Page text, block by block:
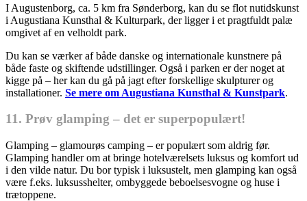
I Augustenborg, ca. 5 km fra Sønderborg, kan du se flot nutidskunst
i Augustiana Kunsthal & Kulturpark, der ligger i et pragtfuldt palæ
omgivet af en velholdt park.
Du kan se værker af både danske og internationale kunstnere på
både faste og skiftende udstillinger. Også i parken er der noget at
kigge på – her kan du gå på jagt efter forskellige skulpturer og
installationer. Se mere om Augustiana Kunsthal & Kunstpark.
11. Prøv glamping – det er superpopulært!
Glamping – glamourøs camping – er populært som aldrig før.
Glamping handler om at bringe hotelværelsets luksus og komfort ud
i den vilde natur. Du bor typisk i luksustelt, men glamping kan også
være f.eks. luksusshelter, ombyggede beboelsesvogne og huse i
trætoppene.